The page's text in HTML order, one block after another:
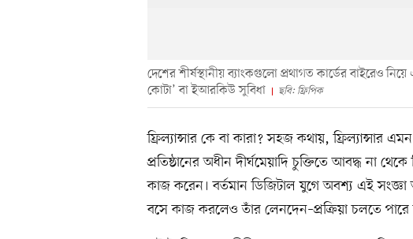
দেশের শীর্ষস্থানীয় ব্যাংকগুলো প্রথাগত কার্ডের বাইরেও নিয়ে
কোটা’ বা ইআরকিউ সুবিধা
ছবি: ফ্রিপিক
ফ্রিল্যান্সার কে বা কারা? সহজ কথায়, ফ্রিল্যান্সার
প্রতিষ্ঠানের অধীন দীর্ঘমেয়াদি চুক্তিতে আবদ্ধ না
কাজ করেন। বর্তমান ডিজিটাল যুগে অবশ্য এই সংজ্ঞা
বসে কাজ করলেও তাঁর লেনদেন–প্রক্রিয়া চলতে পারে